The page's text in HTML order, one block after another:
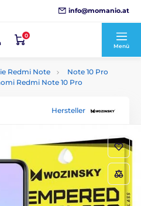
info@momanio.at
0
Menü
Redmi Note
Note 10 Pro
Redmi Note 10 Pro
Hersteller